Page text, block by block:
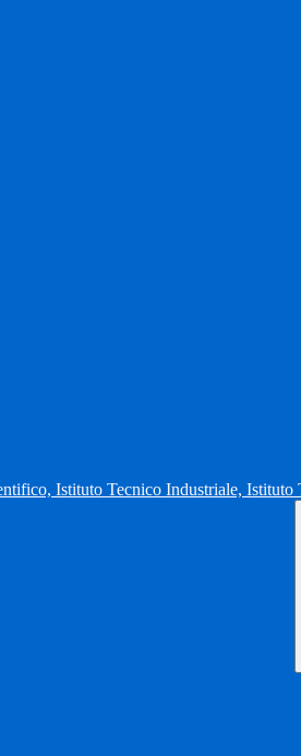
Istituto Tecnico Industriale, Istituto